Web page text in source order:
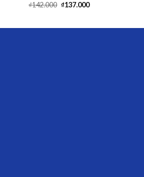
₫142.000 ₫137.000